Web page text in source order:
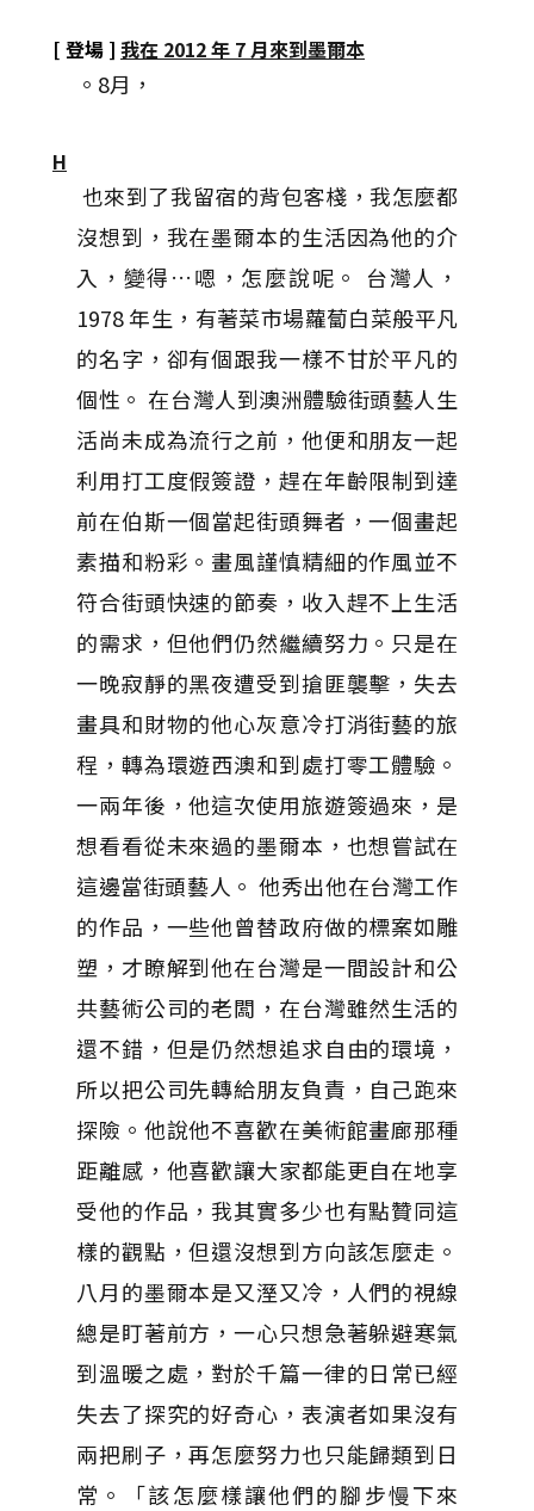
[ 登場 ] 我在 2012 年 7 月來到墨爾本
。8月，
H
也來到了我留宿的背包客棧，我怎麼都
沒想到，我在墨爾本的生活因為他的介
入，變得…嗯，怎麼說呢。 台灣人，
1978 年生，有著菜市場蘿蔔白菜般平凡
的名字，卻有個跟我一樣不甘於平凡的
個性。 在台灣人到澳洲體驗街頭藝人生
活尚未成為流行之前，他便和朋友一起
利用打工度假簽證，趕在年齡限制到達
前在伯斯一個當起街頭舞者，一個畫起
素描和粉彩。畫風謹慎精細的作風並不
符合街頭快速的節奏，收入趕不上生活
的需求，但他們仍然繼續努力。只是在
一晚寂靜的黑夜遭受到搶匪襲擊，失去
畫具和財物的他心灰意冷打消街藝的旅
程，轉為環遊西澳和到處打零工體驗。
一兩年後，他這次使用旅遊簽過來，是
想看看從未來過的墨爾本，也想嘗試在
這邊當街頭藝人。 他秀出他在台灣工作
的作品，一些他曾替政府做的標案如雕
塑，才瞭解到他在台灣是一間設計和公
共藝術公司的老闆，在台灣雖然生活的
還不錯，但是仍然想追求自由的環境，
所以把公司先轉給朋友負責，自己跑來
探險。他說他不喜歡在美術館畫廊那種
距離感，他喜歡讓大家都能更自在地享
受他的作品，我其實多少也有點贊同這
樣的觀點，但還沒想到方向該怎麼走。
八月的墨爾本是又溼又冷，人們的視線
總是盯著前方，一心只想急著躲避寒氣
到溫暖之處，對於千篇一律的日常已經
失去了探究的好奇心，表演者如果沒有
兩把刷子，再怎麼努力也只能歸類到日
常。「該怎麼樣讓他們的腳步慢下來